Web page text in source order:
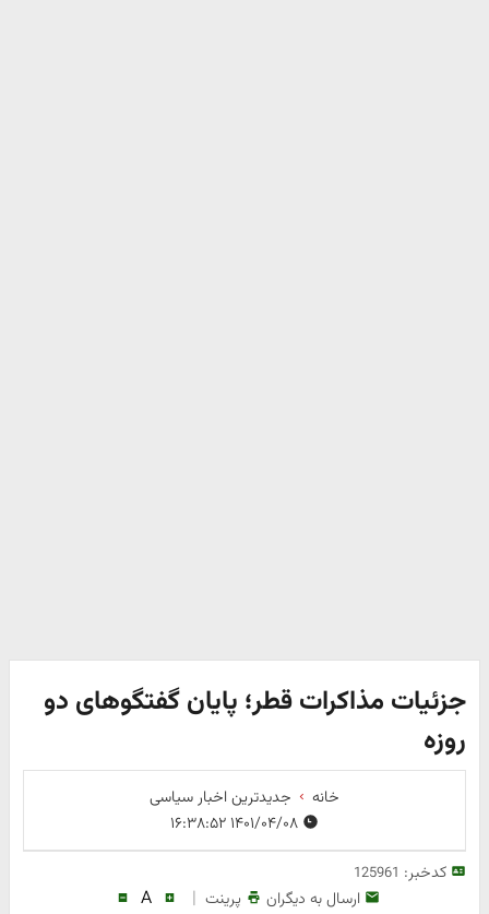
جزئیات مذاکرات قطر؛ پایان گفتگوهای دو
روزه
خانه
جدیدترین اخبار سیاسی
کدخبر: 125961
ارسال به دیگران پرینت |
A